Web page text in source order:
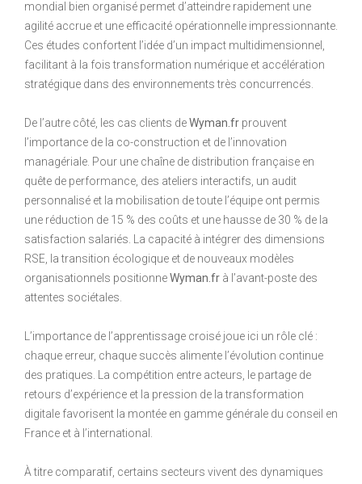
mondial bien organisé permet d’atteindre rapidement une
agilité accrue et une efficacité opérationnelle impressionnante.
Ces études confortent l’idée d’un impact multidimensionnel,
facilitant à la fois transformation numérique et accélération
stratégique dans des environnements très concurrencés.
De l’autre côté, les cas clients deWyman.fr prouvent
l’importance de la co-construction et de l’innovation
managériale. Pour une chaîne de distribution française en
quête de performance, des ateliers interactifs, un audit
personnalisé et la mobilisation de toute l’équipe ont permis
une réduction de 15 % des coûts et une hausse de 30 % de la
satisfaction salariés. La capacité à intégrer des dimensions
RSE, la transition écologique et de nouveaux modèles
organisationnels positionneWyman.fr à l’avant-poste des
attentes sociétales.
L’importance de l’apprentissage croisé joue ici un rôle clé :
chaque erreur, chaque succès alimente l’évolution continue
des pratiques. La compétition entre acteurs, le partage de
retours d’expérience et la pression de la transformation
digitale favorisent la montée en gamme générale du conseil en
France et à l’international.
À titre comparatif, certains secteurs vivent des dynamiques